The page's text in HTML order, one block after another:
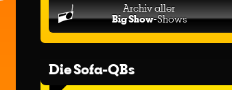
Archiv aller
Big Show-Shows
Die Sofa-QBs